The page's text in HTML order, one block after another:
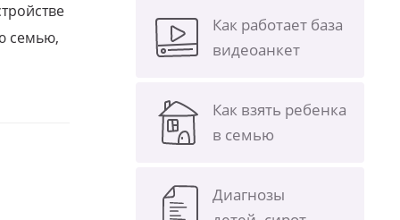
семью,
Как работает база
видеоанкет
Как взять ребенка
в семью
Диагнозы